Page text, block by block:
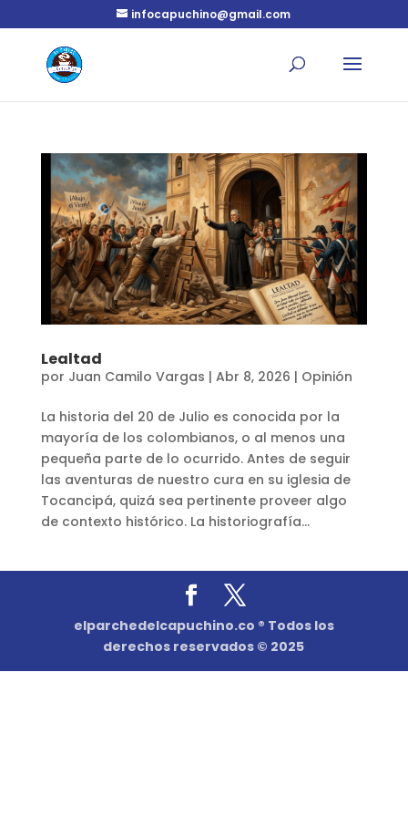
infocapuchino@gmail.com
Lealtad
por Juan Camilo Vargas | Abr 8, 2026 | Opinión
La historia del 20 de Julio es conocida por la
mayoría de los colombianos, o al menos una
pequeña parte de lo ocurrido. Antes de seguir
las aventuras de nuestro cura en su iglesia de
Tocancipá, quizá sea pertinente proveer algo
de contexto histórico. La historiografía...
elparchedelcapuchino.co ® Todos los
derechos reservados © 2025